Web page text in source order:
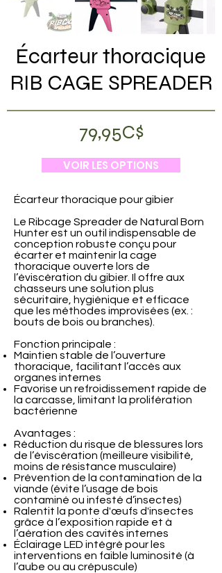
Écarteur thoracique
RIB CAGE SPREADER
79,95C$
VOIR LES OPTIONS
Écarteur thoracique pour gibier
Le Ribcage Spreader de Natural Born
Hunter est un outil indispensable de
conception robuste conçu pour
écarter et maintenir la cage
thoracique ouverte lors de
l’éviscération du gibier. Il offre aux
chasseurs une solution plus
sécuritaire, hygiénique et efficace
que les méthodes improvisées (ex. :
bouts de bois ou branches).
Fonction principale :
Maintien stable de l’ouverture
thoracique, facilitant l’accès aux
organes internes
Favorise un refroidissement rapide de
la carcasse, limitant la prolifération
bactérienne
Avantages :
Réduction du risque de blessures lors
de l’éviscération (meilleure visibilité,
moins de résistance musculaire)
Prévention de la contamination de la
viande (évite l’usage de bois
contaminé ou infesté d’insectes)
Ralentit la ponte d'œufs d'insectes
grâce à l’exposition rapide et à
l’aération des cavités internes
Éclairage LED intégré pour les
interventions en faible luminosité (à
l’aube ou au crépuscule)